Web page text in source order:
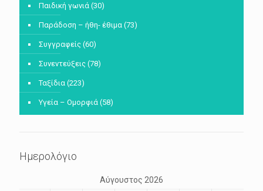
Παιδική γωνιά (30)
Παράδοση – ήθη- έθιμα (73)
Συγγραφείς (60)
Συνεντεύξεις (78)
Ταξίδια (223)
Υγεία – Ομορφιά (58)
Ημερολόγιο
Αύγουστος 2026